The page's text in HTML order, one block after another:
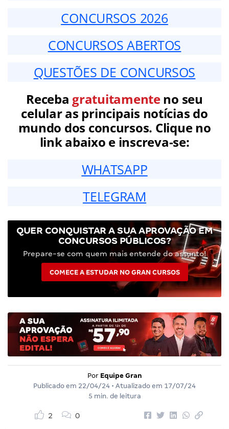
CONCURSOS 2026
CONCURSOS ABERTOS
QUESTÕES DE CONCURSOS
Receba gratuitamenteno seu
celular as principais notícias do
mundo dos concursos. Clique no
link abaixo e inscreva-se:
WHATSAPP
TELEGRAM
QUER CONQUISTAR A SUA APROVAÇÃO EM
CONCURSOS PÚBLICOS?
Prepare-se com quem mais entende do assunto!
COMECE A ESTUDAR NO GRAN CURSOS
Por Equipe Gran
Publicado em 22/04/24 • Atualizado em 17/07/24
5 min. de leitura
2 0